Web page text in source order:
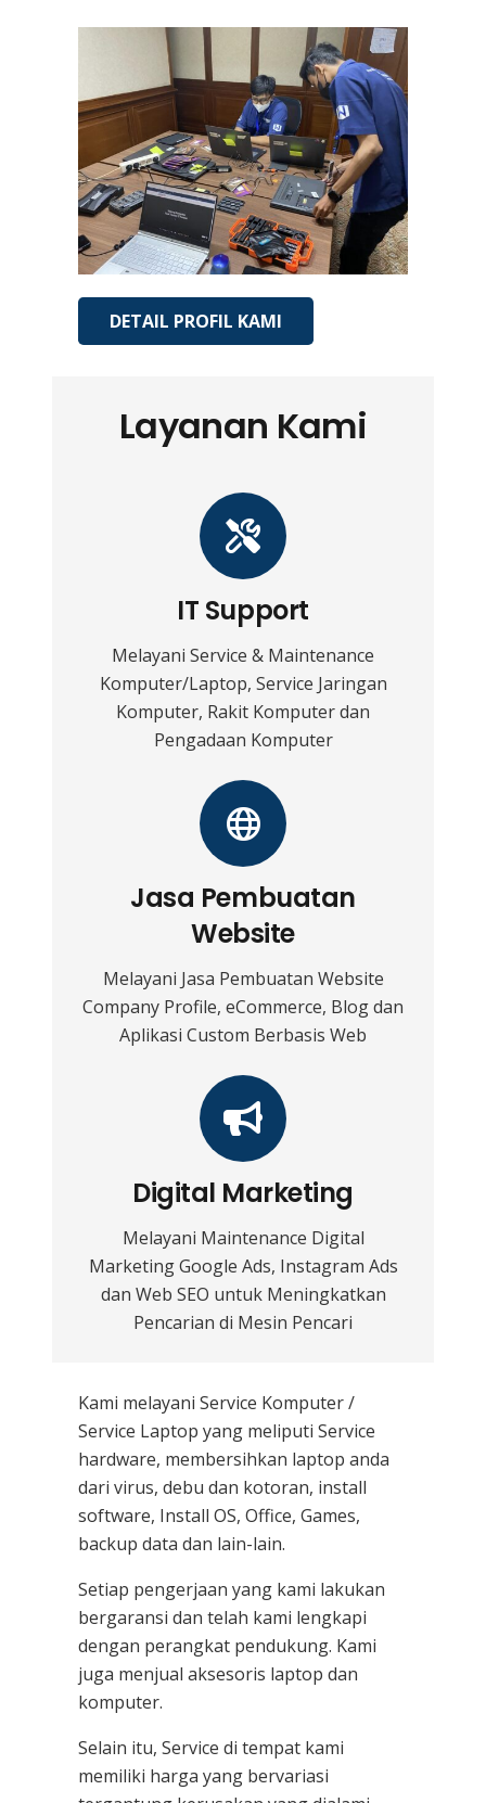
DETAIL PROFIL KAMI
Layanan Kami
IT Support
Melayani Service & Maintenance
Komputer/Laptop, Service Jaringan
Komputer, Rakit Komputer dan
Pengadaan Komputer
Jasa Pembuatan
Website
Melayani Jasa Pembuatan Website
Company Profile, eCommerce, Blog dan
Aplikasi Custom Berbasis Web
Digital Marketing
Melayani Maintenance Digital
Marketing Google Ads, Instagram Ads
dan Web SEO untuk Meningkatkan
Pencarian di Mesin Pencari
Kami melayani Service Komputer /
Service Laptop yang meliputi Service
hardware, membersihkan laptop anda
dari virus, debu dan kotoran, install
software, Install OS, Office, Games,
backup data dan lain-lain.
Setiap pengerjaan yang kami lakukan
bergaransi dan telah kami lengkapi
dengan perangkat pendukung. Kami
juga menjual aksesoris laptop dan
komputer.
Selain itu, Service di tempat kami
memiliki harga yang bervariasi